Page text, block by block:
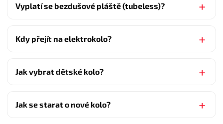
Vyplatí se bezdušové pláště (tubeless)?
Kdy přejít na elektrokolo?
Jak vybrat dětské kolo?
Jak se starat o nové kolo?